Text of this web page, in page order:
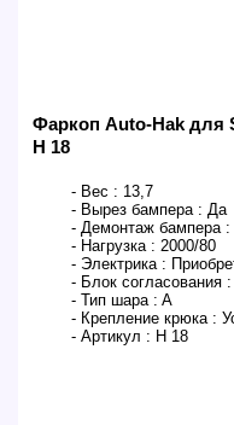
Фаркоп Auto-Hak для
H 18
- Вес : 13,7
- Вырез бампера : Да
- Демонтаж бампера :
- Нагрузка : 2000/80
- Электрика :
- Блок согласования :
- Тип шара : A
- Крепление крюка :
- Артикул : H 18